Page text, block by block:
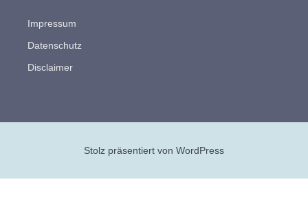
Impressum
Datenschutz
Disclaimer
Stolz präsentiert von WordPress